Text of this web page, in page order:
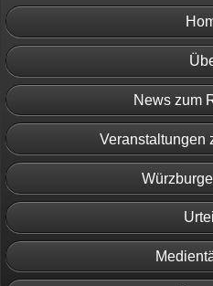
News zum
Veranstaltungen